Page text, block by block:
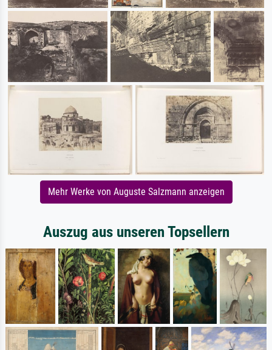
Mehr Werke von Auguste Salzmann anzeigen
Auszug aus unseren Topsellern